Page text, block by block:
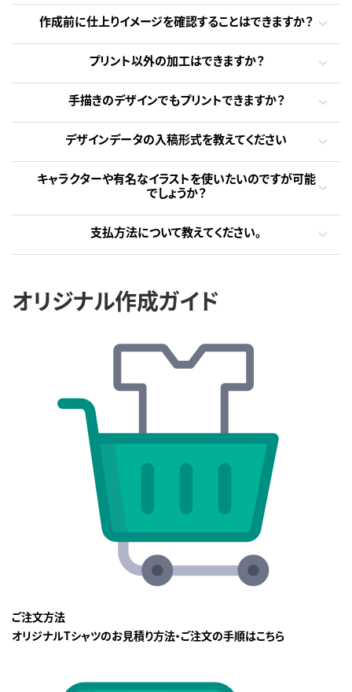
作成前に仕上りイメージを確認することはできますか？
プリント以外の加工はできますか？
手描きのデザインでもプリントできますか？
デザインデータの入稿形式を教えてください
キャラクターや有名なイラストを使いたいのですが可能
でしょうか？
支払方法について教えてください。
オリジナル作成ガイド
ご注文方法
オリジナルTシャツのお見積り方法・ご注文の手順はこちら